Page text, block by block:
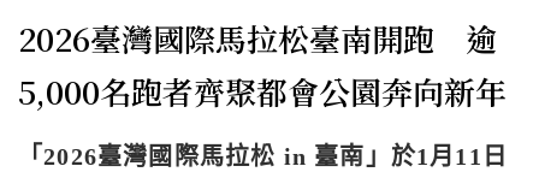
2026臺灣國際馬拉松臺南開跑 逾
5,000名跑者齊聚都會公園奔向新年
「2026臺灣國際馬拉松 in 臺南」於1月11日